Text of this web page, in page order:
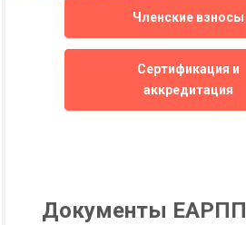
Членские взносы
Сертификация и
аккредитация
Документы ЕАРПП